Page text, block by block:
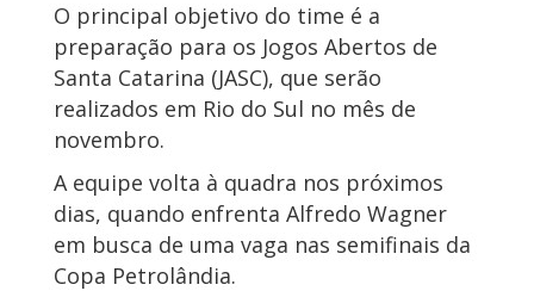
O principal objetivo do time é a
preparação para os Jogos Abertos de
Santa Catarina (JASC), que serão
realizados em Rio do Sul no mês de
novembro.
A equipe volta à quadra nos próximos
dias, quando enfrenta Alfredo Wagner
em busca de uma vaga nas semifinais da
Copa Petrolândia.